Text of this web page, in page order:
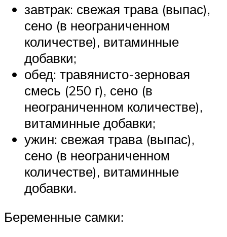
завтрак: свежая трава (выпас),
сено (в неограниченном
количестве), витаминные
добавки;
обед: травянисто-зерновая
смесь (250 г), сено (в
неограниченном количестве),
витаминные добавки;
ужин: свежая трава (выпас),
сено (в неограниченном
количестве), витаминные
добавки.
Беременные самки: